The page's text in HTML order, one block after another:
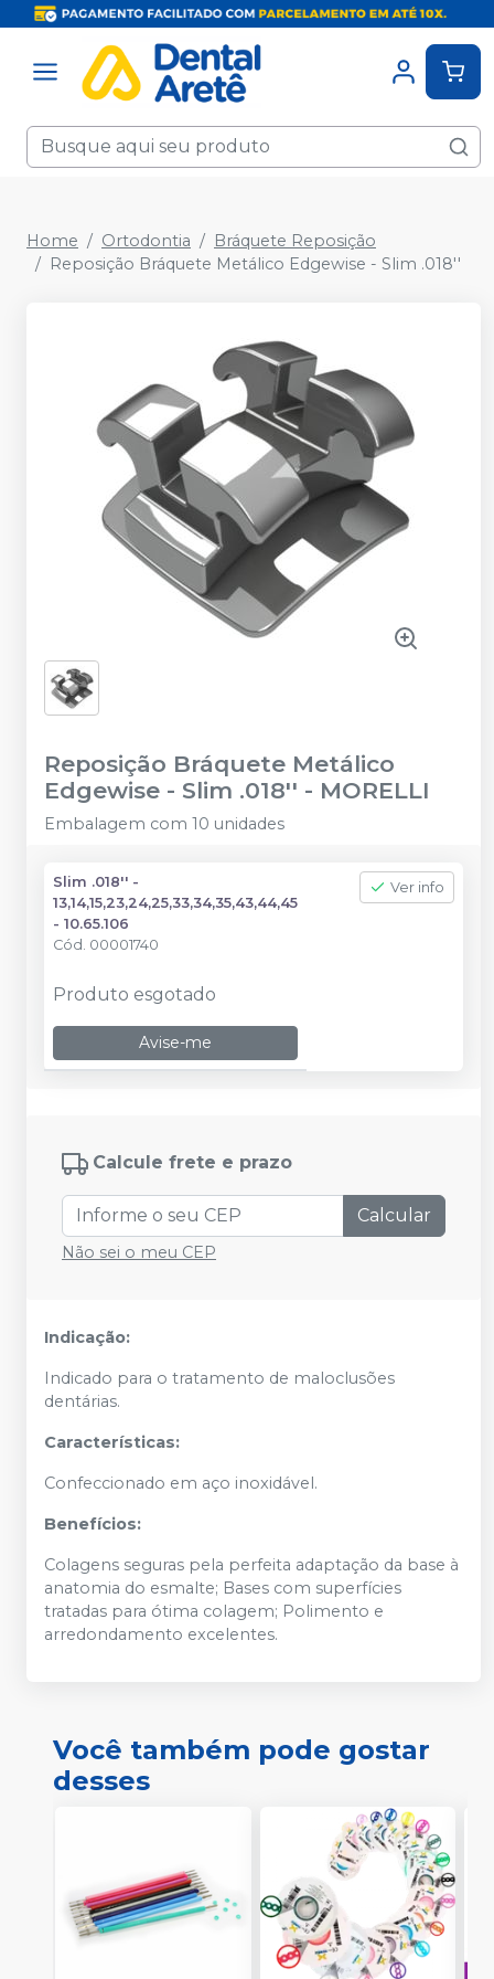
Home Ortodontia
Bráquete Reposição
Reposição Bráquete Metálico Edgewise - Slim .018''
Reposição Bráquete Metálico
Edgewise - Slim .018'' - MORELLI
Embalagem com 10 unidades
Slim .018'' -
13,14,15,23,24,25,33,34,35,43,44,45
- 10.65.106
Cód. 00001740
Ver info
Produto esgotado
Avise-me
Calcule frete e prazo
Calcular
Não sei o meu CEP
Indicação:
Indicado para o tratamento de maloclusões
dentárias.
Características:
Confeccionado em aço inoxidável.
Benefícios:
Colagens seguras pela perfeita adaptação da base à
anatomia do esmalte; Bases com superfícies
tratadas para ótima colagem; Polimento e
arredondamento excelentes.
Você também pode gostar
desses